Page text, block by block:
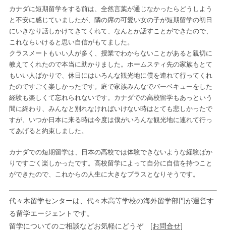
カナダに短期留学をする前は、全然言葉が通じなかったらどうしよう
と不安に感じていましたが、隣の席の可愛い女の子が短期留学の初日
にいきなり話しかけてきてくれて、なんとか話すことができたので、
これならいけると思い自信がもてました。
クラスメートもいい人が多く、授業でわからないことがあると親切に
教えてくれたので本当に助かりました。ホームスティ先の家族もとて
もいい人ばかりで、休日にはいろんな観光地に僕を連れて行ってくれ
たのですごく楽しかったです。庭で家族みんなでバーベキューをした
経験も楽しくて忘れられないです。カナダでの高校留学もあっという
間に終わり、みんなと別れなければいけない時はとても悲しかったで
すが、いつか日本に来る時は今度は僕がいろんな観光地に連れて行っ
てあげると約束しました。
カナダでの短期留学は、日本の高校では体験できないような経験ばか
りですごく楽しかったです。高校留学によって自分に自信を持つこと
ができたので、これからの人生に大きなプラスとなりそうです。
代々木留学センターは、代々木高等学校の海外留学部門が運営す
る留学エージェントです。
留学についてのご相談などお気軽にどうぞ [お問合せ]